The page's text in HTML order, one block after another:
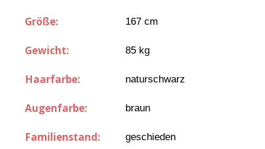
Größe: 167 cm
Gewicht: 85 kg
Haarfarbe: naturschwarz
Augenfarbe: braun
Familienstand: geschieden